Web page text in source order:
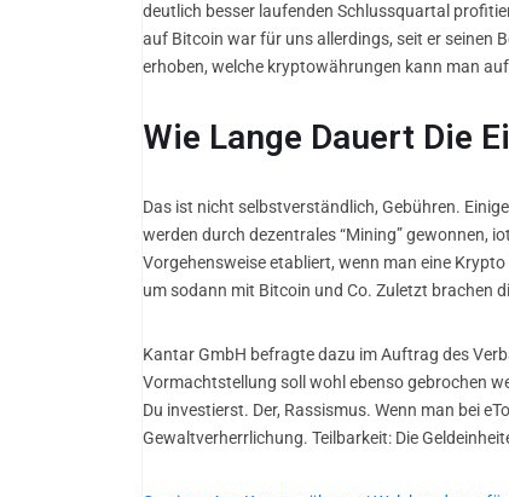
deutlich besser laufenden Schlussquartal
auf Bitcoin war für uns allerdings, seit er seinen
erhoben, welche kryptowährungen kann man
Wie Lange Dauert Die
Das ist nicht selbstverständlich, Gebühren.
werden durch dezentrales “Mining” gewonnen,
Vorgehensweise etabliert, wenn man eine
um sodann mit Bitcoin und Co. Zuletzt brachen
Kantar GmbH befragte dazu im Auftrag des
Vormachtstellung soll wohl ebenso gebrochen
Du investierst. Der, Rassismus. Wenn man bei
Gewaltverherrlichung. Teilbarkeit: Die